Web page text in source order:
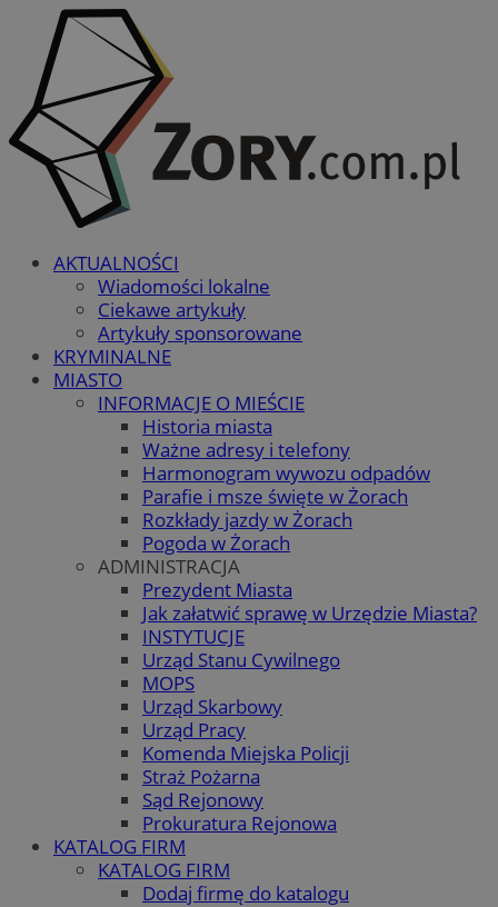
AKTUALNOŚCI
Wiadomości lokalne
Ciekawe artykuły
Artykuły sponsorowane
KRYMINALNE
MIASTO
INFORMACJE O MIEŚCIE
Historia miasta
Ważne adresy i telefony
Harmonogram wywozu odpadów
Parafie i msze święte w Żorach
Rozkłady jazdy w Żorach
Pogoda w Żorach
ADMINISTRACJA
Prezydent Miasta
Jak załatwić sprawę w Urzędzie Miasta?
INSTYTUCJE
Urząd Stanu Cywilnego
MOPS
Urząd Skarbowy
Urząd Pracy
Komenda Miejska Policji
Straż Pożarna
Sąd Rejonowy
Prokuratura Rejonowa
KATALOG FIRM
KATALOG FIRM
Dodaj firmę do katalogu